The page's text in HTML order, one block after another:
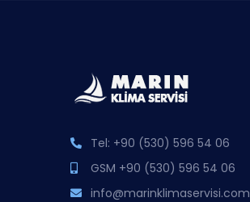
Tel: +90 (530) 596 54 06
GSM +90 (530) 596 54 06
info@marinklimaservisi.com